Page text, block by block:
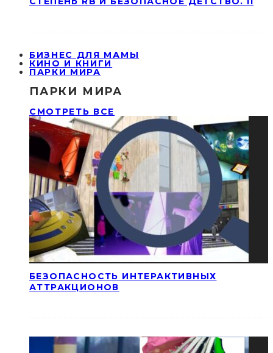
БИЗНЕС ДЛЯ МАМЫ
КИНО И КНИГИ
ПАРКИ МИРА
ПАРКИ МИРА
СМОТРЕТЬ ВСЕ
БЕЗОПАСНОСТЬ ИНТЕРАКТИВНЫХ
АТТРАКЦИОНОВ